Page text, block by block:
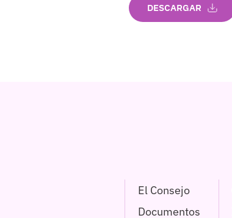
DESCARGAR
El Consejo
Documentos